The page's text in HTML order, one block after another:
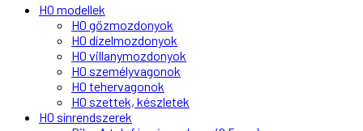
H0 modellek
H0 gőzmozdonyok
H0 dízelmozdonyok
H0 villanymozdonyok
H0 személyvagonok
H0 tehervagonok
H0 szettek, készletek
H0 sínrendszerek